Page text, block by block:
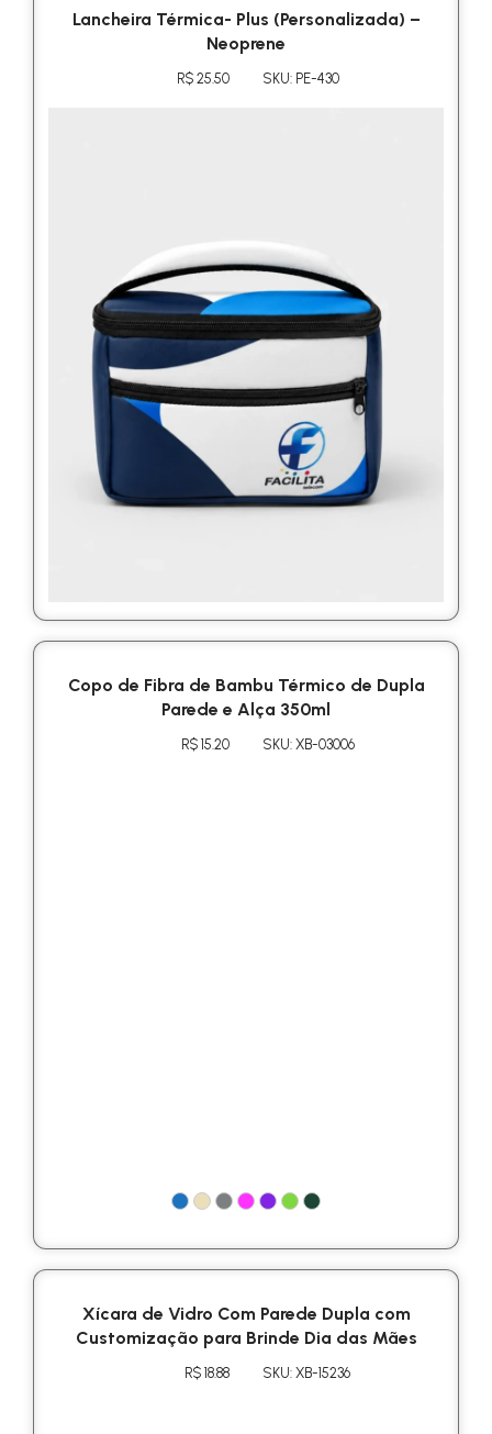
Lancheira Térmica- Plus (Personalizada) –
Neoprene
R$ 25.50 SKU: PE-430
Copo de Fibra de Bambu Térmico de Dupla
Parede e Alça 350ml
R$ 15.20 SKU: XB-03006
Xícara de Vidro Com Parede Dupla com
Customização para Brinde Dia das Mães
R$ 18.88 SKU: XB-15236